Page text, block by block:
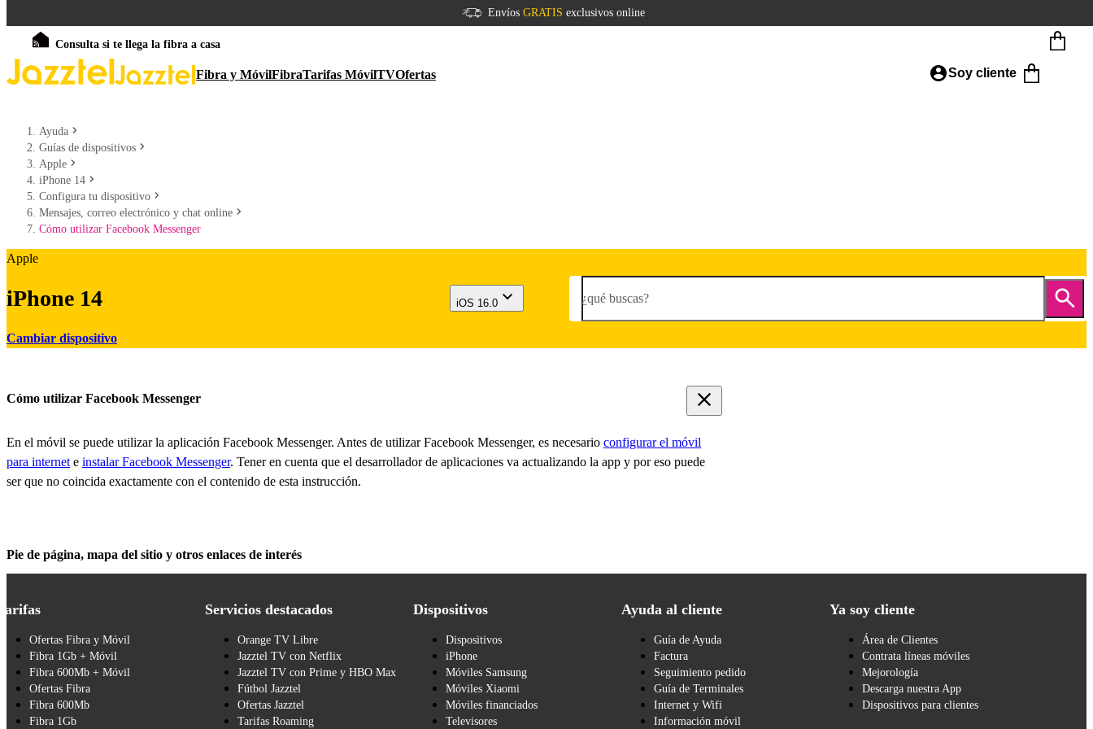
Envíos GRATIS exclusivos online
Consulta si te llega la fibra a casa
Fibra y MóvilFibraTarifas MóvilTVOfertas Soy cliente
Ayuda
Guías de dispositivos
Apple
iPhone 14
Configura tu dispositivo
Mensajes, correo electrónico y chat online
Cómo utilizar Facebook Messenger
Apple
iPhone 14
Cambiar dispositivo
iOS 16.0 ¿qué buscas?
Cómo utilizar Facebook Messenger
En el móvil se puede utilizar la aplicación Facebook Messenger. Antes de utilizar Facebook Messenger, es necesario configurar el móvil
para internet e instalar Facebook Messenger. Tener en cuenta que el desarrollador de aplicaciones va actualizando la app y por eso puede
ser que no coincida exactamente con el contenido de esta instrucción.
Pie de página, mapa del sitio y otros enlaces de interés
Ofertas Fibra y Móvil
Fibra 1Gb + Móvil
Fibra 600Mb + Móvil
Ofertas Fibra
Fibra 600Mb
Fibra 1Gb
Servicios destacados
Orange TV Libre
Jazztel TV con Netflix
Jazztel TV con Prime y HBO Max
Fútbol Jazztel
Ofertas Jazztel
Tarifas Roaming
Dispositivos
Dispositivos
iPhone
Móviles Samsung
Móviles Xiaomi
Móviles financiados
Televisores
Ayuda al cliente
Guía de Ayuda
Factura
Seguimiento pedido
Guía de Terminales
Internet y Wifi
Información móvil
Ya soy cliente
Área de Clientes
Contrata líneas móviles
Mejorología
Descarga nuestra App
Dispositivos para clientes